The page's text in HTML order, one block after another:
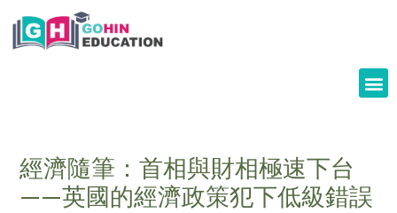
Skip
經濟隨筆：首相與財相極速下台
——英國的經濟政策犯下低級錯誤